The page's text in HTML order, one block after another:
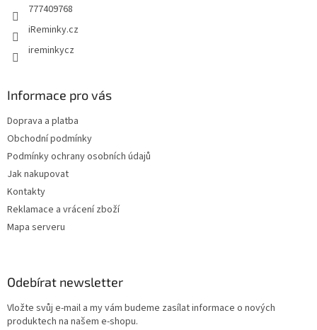
777409768
iReminky.cz
ireminkycz
Informace pro vás
Doprava a platba
Obchodní podmínky
Podmínky ochrany osobních údajů
Jak nakupovat
Kontakty
Reklamace a vrácení zboží
Mapa serveru
Odebírat newsletter
Vložte svůj e-mail a my vám budeme zasílat informace o nových
produktech na našem e-shopu.